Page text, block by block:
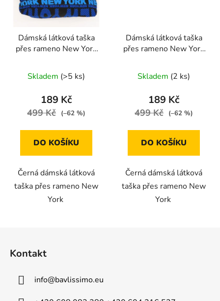
Dámská látková taška
přes rameno New York
Skladem (>5 ks)
189 Kč
499 Kč (–62 %)
DO KOŠÍKU
Černá dámská látková
taška přes rameno New
York
Dámská látková taška
přes rameno New York
Skladem (2 ks)
189 Kč
499 Kč (–62 %)
DO KOŠÍKU
Černá dámská látková
taška přes rameno New
York
Kontakt
info@bavlissimo.eu